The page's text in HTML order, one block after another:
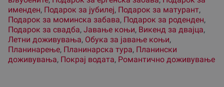
именден, Подарок за јубилеј, Подарок за матурант,
Подарок за моминска забава, Подарок за роденден,
Подарок за свадба, Jавање коњи, Викенд за двајца,
Летни доживувања, Обука за јавање коњи,
Планинарење, Планинарска тура, Планински
доживувања, Покрај водата, Романтично доживување